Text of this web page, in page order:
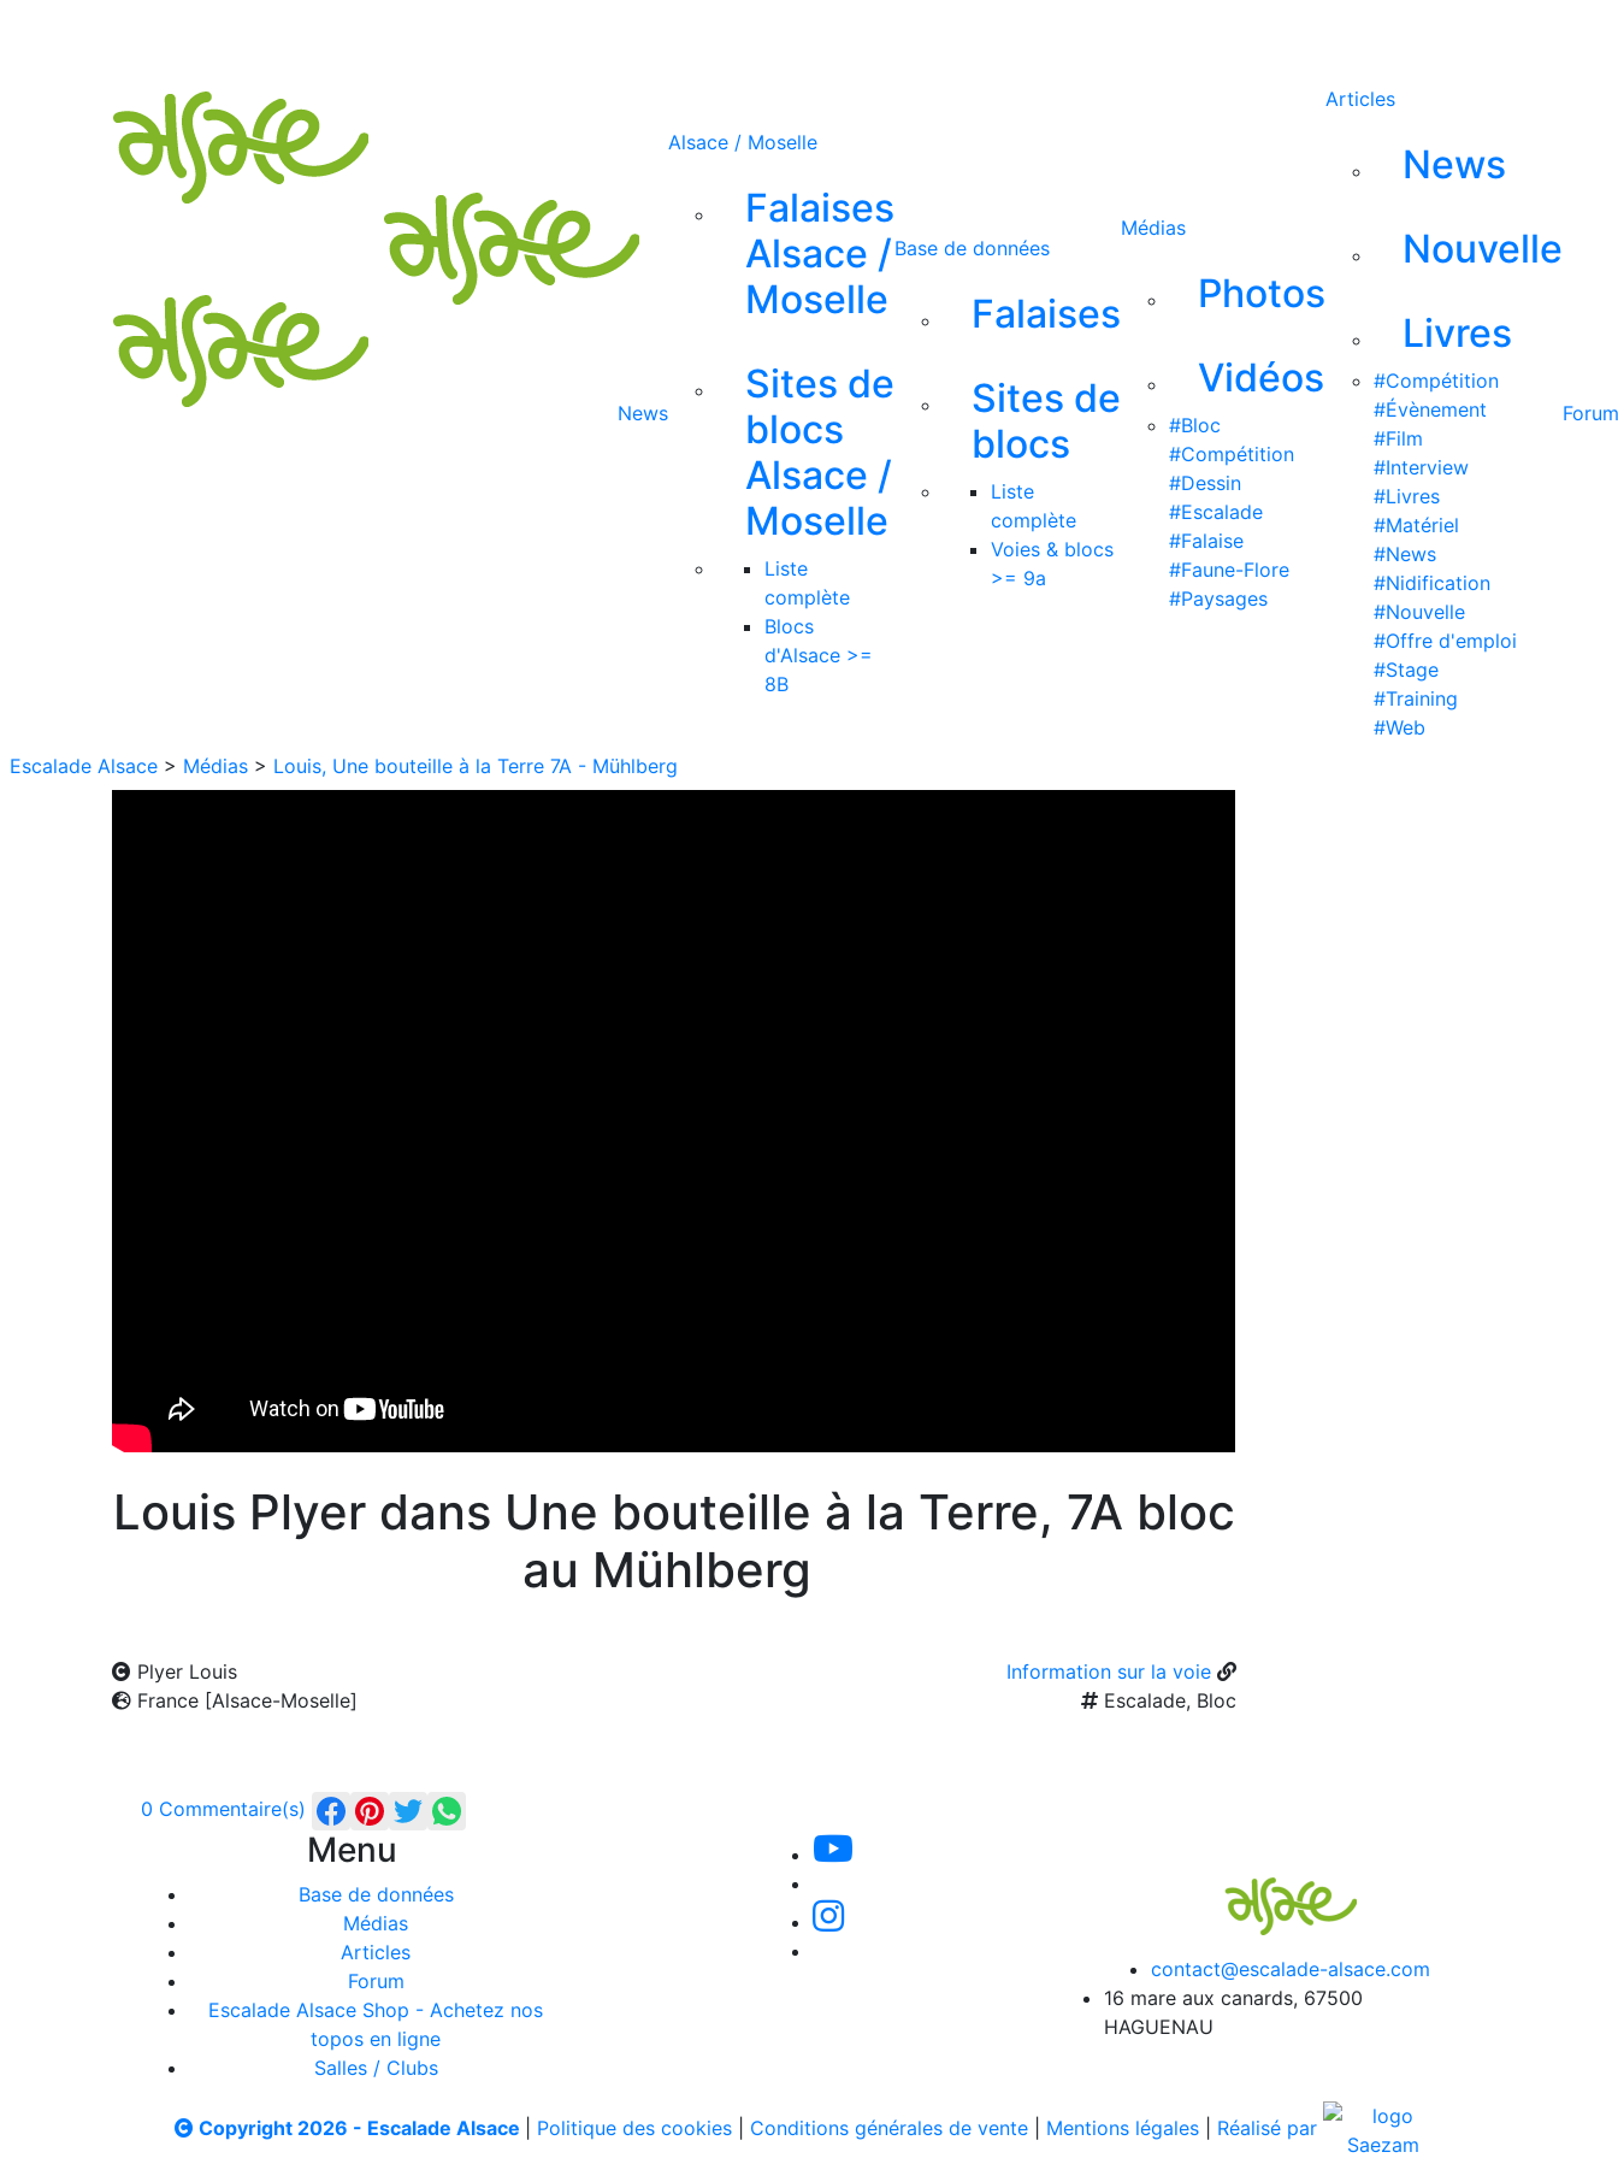
News
Alsace / Moselle
Falaises
Alsace /
Moselle
Sites de
blocs
Alsace /
Moselle
Liste
complète
Blocs
d'Alsace >=
8B
Base de données
Falaises
Sites de
blocs
Liste
complète
Voies & blocs
>= 9a
Médias
Photos
Vidéos
#Bloc
#Compétition
#Dessin
#Escalade
#Falaise
#Faune-Flore
#Paysages
Articles
News
Nouvelle
Livres
#Compétition
#Évènement
#Film
#Interview
#Livres
#Matériel
#News
#Nidification
#Nouvelle
#Offre d'emploi
#Stage
#Training
#Web
Forum
Escalade Alsace > Médias > Louis, Une bouteille à la Terre 7A - Mühlberg
Louis Plyer dans Une bouteille à la Terre, 7A bloc
au Mühlberg
Plyer Louis
Information sur la voie
France [Alsace-Moselle]
Escalade, Bloc
0 Commentaire(s)
Menu
Base de données
Médias
Articles
Forum
Escalade Alsace Shop - Achetez nos
topos en ligne
Salles / Clubs
contact@escalade-alsace.com
16 mare aux canards, 67500
HAGUENAU
Copyright 2026 - Escalade Alsace Politique des cookies Conditions générales de vente Mentions légales Réalisé par